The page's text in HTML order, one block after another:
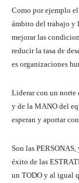
Como por ejemplo
ámbito del trabajo y
mejorar las
reducir la tasa de
es organizaciones
Liderar con un norte
y de la MANO del
esperan y aportar
Son las
éxito de las
un TODO y al igual